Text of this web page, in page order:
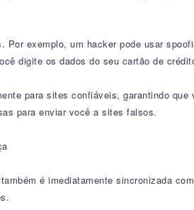
exemplo, um hacker pode usar
digite os dados do seu cartão de
para sites confiáveis, garantindo
para enviar você a sites falsos.
é imediatamente sincronizada